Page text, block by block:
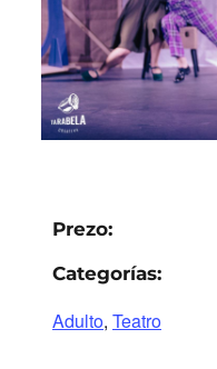
Prezo:
Categorías:
Adulto, Teatro